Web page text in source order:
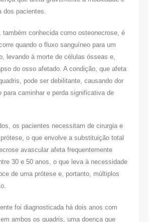
dos pacientes.
também conhecida como osteonecrose, é
quando o fluxo sanguíneo para um
levando à morte de células ósseas e,
do osso afetado. A condição, que afeta
pode ser debilitante, causando dor
para caminhar e perda significativa de
os pacientes necessitam de cirurgia e
o que envolve a substituição total
avascular afeta frequentemente
30 e 50 anos, o que leva à necessidade
de uma prótese e, portanto, múltiplos
foi diagnosticada há dois anos com
ambos os quadris, uma doença que